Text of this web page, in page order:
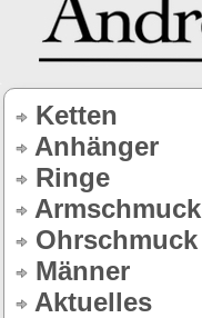
Ketten
Anhänger
Ringe
Armschmuck
Ohrschmuck
Männer
Aktuelles